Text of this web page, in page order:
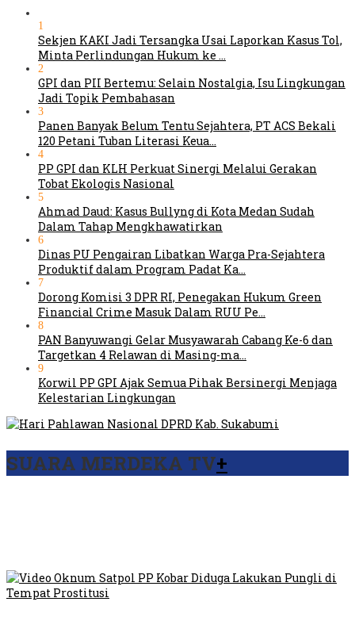
1
Sekjen KAKI Jadi Tersangka Usai Laporkan Kasus Tol,
Minta Perlindungan Hukum ke …
2
GPI dan PII Bertemu: Selain Nostalgia, Isu Lingkungan
Jadi Topik Pembahasan
3
Panen Banyak Belum Tentu Sejahtera, PT ACS Bekali
120 Petani Tuban Literasi Keua…
4
PP GPI dan KLH Perkuat Sinergi Melalui Gerakan
Tobat Ekologis Nasional
5
Ahmad Daud: Kasus Bullyng di Kota Medan Sudah
Dalam Tahap Mengkhawatirkan
6
Dinas PU Pengairan Libatkan Warga Pra-Sejahtera
Produktif dalam Program Padat Ka…
7
Dorong Komisi 3 DPR RI, Penegakan Hukum Green
Financial Crime Masuk Dalam RUU Pe…
8
PAN Banyuwangi Gelar Musyawarah Cabang Ke-6 dan
Targetkan 4 Relawan di Masing-ma…
9
Korwil PP GPI Ajak Semua Pihak Bersinergi Menjaga
Kelestarian Lingkungan
SUARA MERDEKA TV+